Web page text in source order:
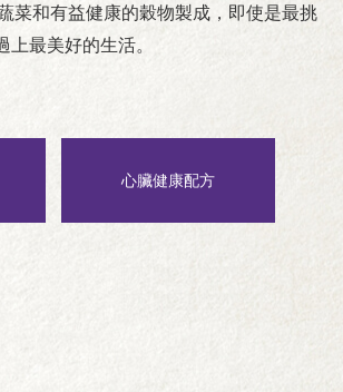
菜和有益健康的穀物製成，即使是最挑
最美好的生活。
心臟健康配方